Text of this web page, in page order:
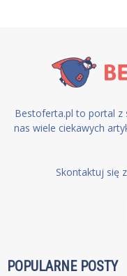
Bestoferta.pl to portal z
nas wiele ciekawych
Skontaktuj się
POPULARNE POSTY